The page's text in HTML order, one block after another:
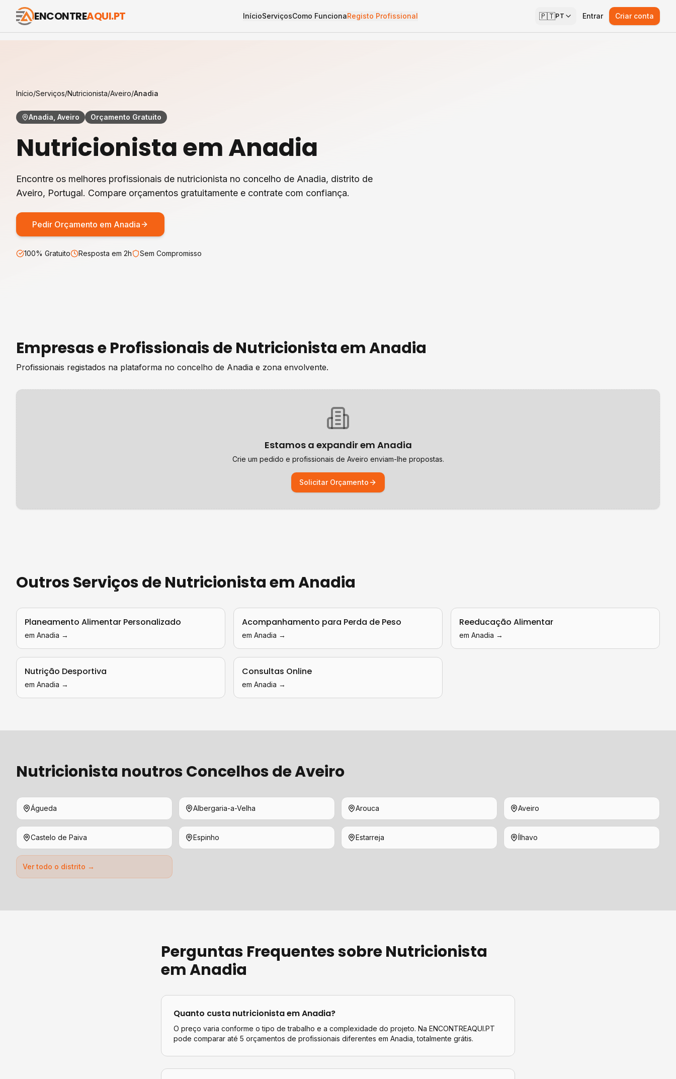
ENCONTREAQUI.PT InícioServiçosComo FuncionaRegisto Profissional 🇵🇹PT Entrar Criar conta
Início/Serviços/Nutricionista/Aveiro/Anadia
Anadia, Aveiro Orçamento Gratuito
NutricionistaemAnadia
Encontre os melhores profissionais de nutricionista no concelho de Anadia, distrito de
Aveiro, Portugal. Compare orçamentos gratuitamente e contrate com confiança.
Pedir Orçamento em Anadia
100% Gratuito Resposta em 2h Sem Compromisso
Empresas e Profissionais deNutricionistaemAnadia
Profissionais registados na plataforma no concelho de Anadia e zona envolvente.
Estamos a expandir em Anadia
Crie um pedido e profissionais de Aveiro enviam-lhe propostas.
Solicitar Orçamento
Outros Serviços deNutricionistaemAnadia
Planeamento Alimentar Personalizado
em Anadia →
Acompanhamento para Perda de Peso
em Anadia →
Reeducação Alimentar
em Anadia →
Nutrição Desportiva
em Anadia →
Consultas Online
em Anadia →
Nutricionista noutros Concelhos deAveiro
Águeda Albergaria-a-Velha Arouca Aveiro
Castelo de Paiva Espinho Estarreja Ílhavo
Ver todo o distrito →
Perguntas Frequentes sobreNutricionista
emAnadia
Quanto custa nutricionistaemAnadia?
O preço varia conforme o tipo de trabalho e a complexidade do projeto. Na ENCONTREAQUI.PT
pode comparar até 5 orçamentos de profissionais diferentes em Anadia , totalmente grátis.